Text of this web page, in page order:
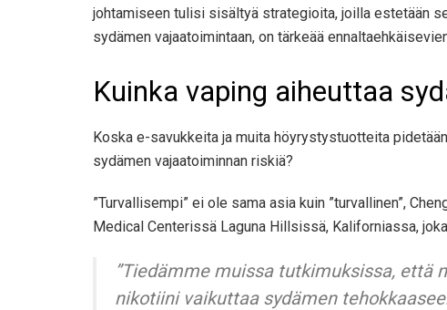
johtamiseen tulisi sisältyä strategioita, joilla estetään
sydämen vajaatoimintaan, on tärkeää
Kuinka vaping aiheuttaa
Koska e-savukkeita ja muita höyrystystuotteita
sydämen vajaatoiminnan riskiä?
”Turvallisempi” ei ole sama asia kuin ”turvallinen”,
Medical Centerissä Laguna Hillsissä, Kaliforniassa,
”Tiedämme muissa tutkimuksissa, että
nikotiini vaikuttaa sydämen